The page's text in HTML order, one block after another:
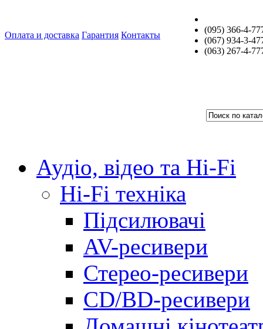
Оплата и доставка Гарантия Контакты
(095) 366-4-
(067) 934-3-
(063) 267-4-
Аудіо, відео та Hi-Fi
Hi-Fi техніка
Підсилювачі
AV-ресивери
Стерео-ресивери
CD/BD-ресивери